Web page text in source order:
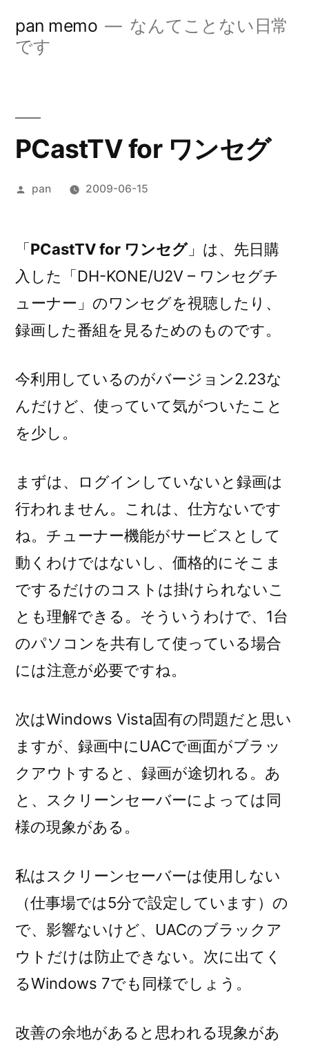
pan memo
なんてことない日常
です
PCastTV for ワンセグ
投
pan 2009-06-15
「PCastTV for ワンセグ」は、先日購
入した「DH-KONE/U2V – ワンセグチ
ューナー」のワンセグを視聴したり、
録画した番組を見るためのものです。
今利用しているのがバージョン2.23な
んだけど、使っていて気がついたこと
を少し。
まずは、ログインしていないと録画は
行われません。これは、仕方ないです
ね。チューナー機能がサービスとして
動くわけではないし、価格的にそこま
でするだけのコストは掛けられないこ
とも理解できる。そういうわけで、1台
のパソコンを共有して使っている場合
には注意が必要ですね。
次はWindows Vista固有の問題だと思い
ますが、録画中にUACで画面がブラッ
クアウトすると、録画が途切れる。あ
と、スクリーンセーバーによっては同
様の現象がある。
私はスクリーンセーバーは使用しない
（仕事場では5分で設定しています）の
で、影響ないけど、UACのブラックア
ウトだけは防止できない。次に出てく
るWindows 7でも同様でしょう。
改善の余地があると思われる現象があ